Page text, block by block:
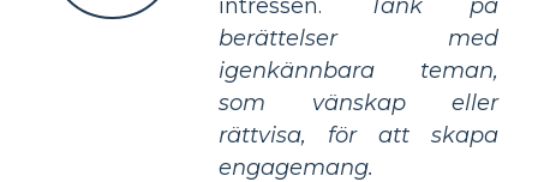
intressen. Tänk på
berättelser med
igenkännbara teman,
som vänskap eller
rättvisa, för att skapa
engagemang.